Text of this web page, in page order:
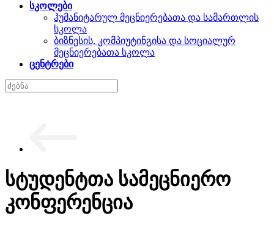
სკოლები
ჰუმანიტარულ მეცნიერებათა და სამართლის
სკოლა
ბიზნესის, კომპიუტინგისა და სოციალურ
მეცნიერებათა სკოლა
ცენტრები
სტუდენტთა სამეცნიერო
კონფერენცია